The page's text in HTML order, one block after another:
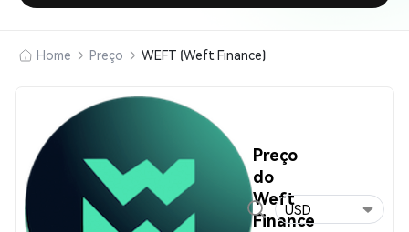
Home Preço WEFT (Weft Finance)
Preço
do
Weft
Finance
USD